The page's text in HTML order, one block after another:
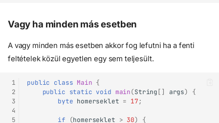
Vagy ha minden más esetben
A vagy minden más esetben akkor fog lefutni ha a fenti
feltételek közül egyetlen egy sem teljesült.
1
2
3
4
5
public class Main {
public static void main(String [] args)
{
byte homerseklet = 17 ;
if (homerseklet > 30)
{